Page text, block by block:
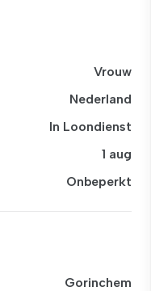
Vrouw
Nederland
In Loondienst
1 aug
Onbeperkt
Gorinchem